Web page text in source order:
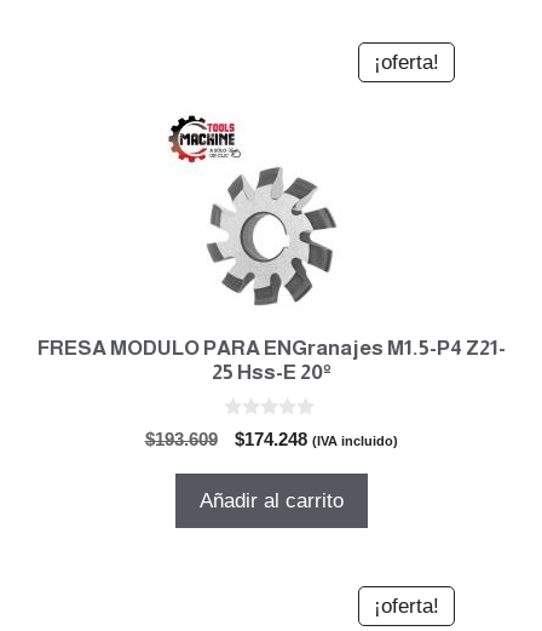
¡oferta!
FRESA MODULO PARA ENGranajes M1.5-P4 Z21-
25 Hss-E 20º
$193.609
El
original
$174.248El
actual
(IVA incluido)
Añadir al carrito
¡oferta!